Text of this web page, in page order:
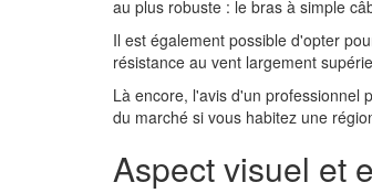
au plus robuste : le bras à simple
Il est également possible d'opter
résistance au vent largement
Là encore, l'avis d'un professionnel
du marché si vous habitez une
Aspect visuel et